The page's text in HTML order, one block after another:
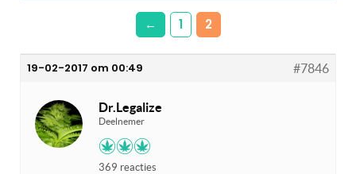
← 1 2
19-02-2017 om 00:49 #7846
Dr.Legalize
Deelnemer
369 reacties